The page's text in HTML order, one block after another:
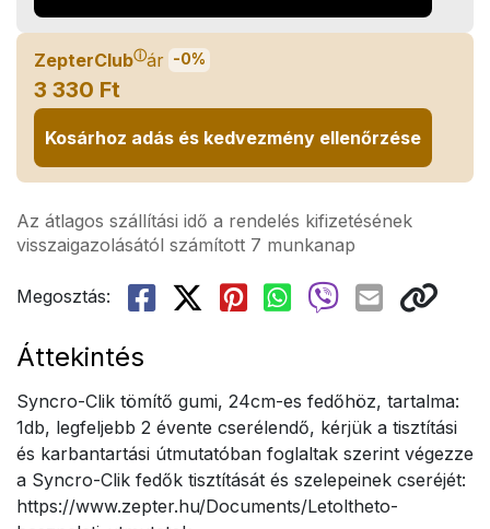
ZepterClubⓘár -0%
3 330 Ft
Kosárhoz adás és kedvezmény ellenőrzése
Az átlagos szállítási idő a rendelés kifizetésének
visszaigazolásától számított 7 munkanap
Megosztás:
Áttekintés
Syncro-Clik tömítő gumi, 24cm-es fedőhöz, tartalma:
1db, legfeljebb 2 évente cserélendő, kérjük a tisztítási
és karbantartási útmutatóban foglaltak szerint végezze
a Syncro-Clik fedők tisztítását és szelepeinek cseréjét:
https://www.zepter.hu/Documents/Letoltheto-